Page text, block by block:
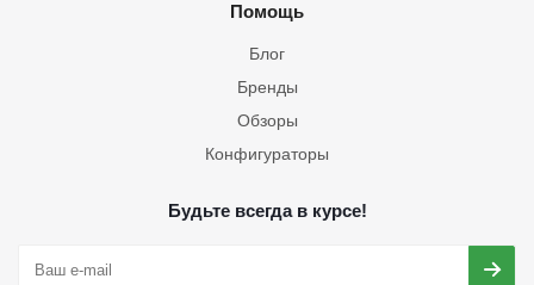
Помощь
Блог
Бренды
Обзоры
Конфигураторы
Будьте всегда в курсе!